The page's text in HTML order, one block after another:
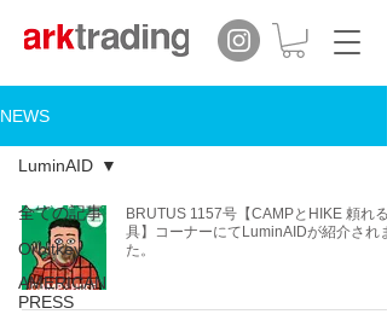
NEWS
全ての記事
Orbitkey
AMERICAN
PRESS
LuminAID
BRUTUS 1157号【CAMPとHIKE 頼れる
具】コーナーにてLuminAIDが紹介され
た。